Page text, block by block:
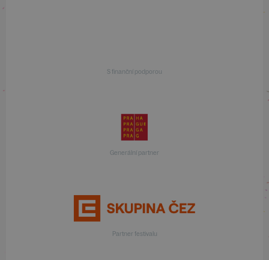
S finanční podporou
Generální partner
Partner festivalu